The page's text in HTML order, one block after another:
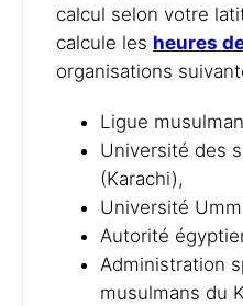
calcul selon votre
calcule les heures
organisations
Ligue
Université des
(Karachi),
Université
Autorité
Administration
musulmans du